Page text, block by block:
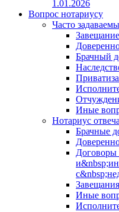
1.01.2026
Вопрос нотариусу
Часто
Завещание
Брачный
Иные
Нотариус
Брачные
Договоры
Завещания
Иные